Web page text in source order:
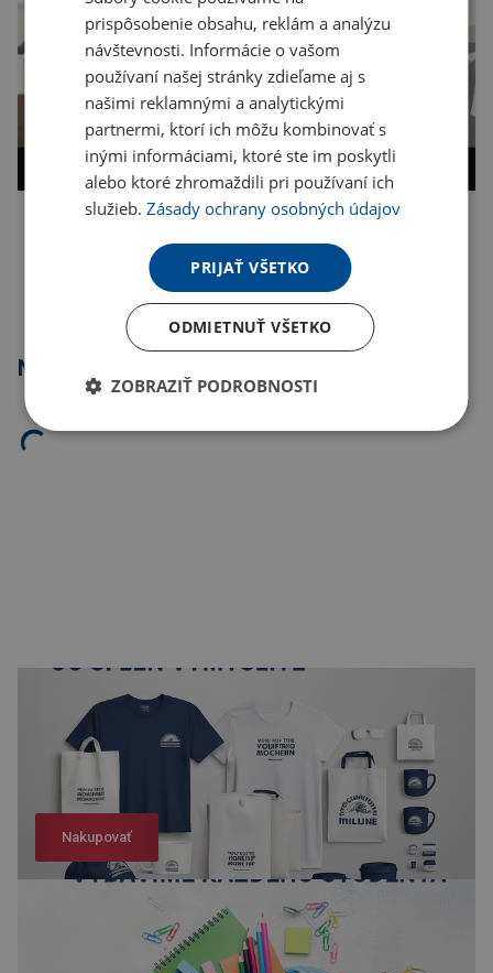
Kopírovať odkaz
Najpredávanejšie
Nakupovať
prispôsobenie obsahu, reklám a analýzu
návštevnosti. Informácie o vašom
používaní našej stránky zdieľame aj s
našimi reklamnými a analytickými
partnermi, ktorí ich môžu kombinovať s
inými informáciami, ktoré ste im poskytli
alebo ktoré zhromaždili pri používaní ich
služieb.Zásady ochrany osobných údajov
PRIJAŤ VŠETKO
ODMIETNUŤ VŠETKO
ZOBRAZIŤ PODROBNOSTI